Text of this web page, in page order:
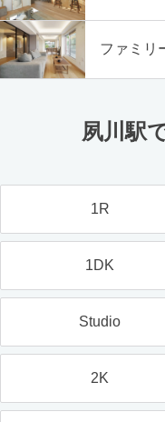
ファミリ
夙川駅
1R
1DK
Studio
2K